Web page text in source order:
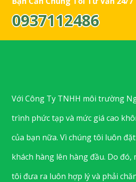
0937112486
Với Công Ty TNHH môi trường
trình phức tạp và mức giá cao
của bạn nữa. Vì chúng tôi luôn
khách hàng lên hàng đầu. Do đó,
tôi đưa ra luôn hợp lý và phải